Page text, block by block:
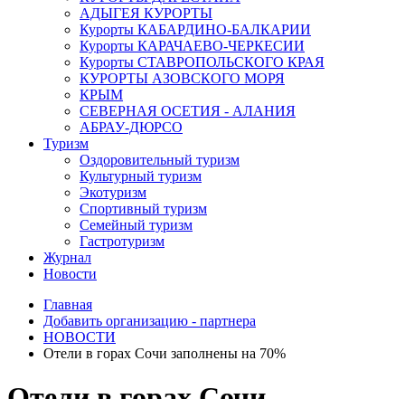
АДЫГЕЯ КУРОРТЫ
Курорты КАБАРДИНО-БАЛКАРИИ
Курорты КАРАЧАЕВО-ЧЕРКЕСИИ
Курорты СТАВРОПОЛЬСКОГО КРАЯ
КУРОРТЫ АЗОВСКОГО МОРЯ
КРЫМ
СЕВЕРНАЯ ОСЕТИЯ - АЛАНИЯ
АБРАУ-ДЮРСО
Туризм
Оздоровительный туризм
Культурный туризм
Экотуризм
Спортивный туризм
Семейный туризм
Гастротуризм
Журнал
Новости
Главная
Добавить организацию - партнера
НОВОСТИ
Отели в горах Сочи заполнены на 70%